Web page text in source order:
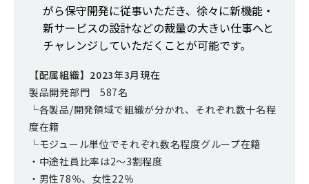
がら保守開発に従事いただき、徐々に新機能・
新サービスの設計などの裁量の大きい仕事へと
チャレンジしていただくことが可能です。
【配属組織】2023年3月現在
製品開発部門 587名
└各製品/開発領域で組織が分かれ、それぞれ数⼗名程
度在籍
└モジュール単位でそれぞれ数名程度グループ在籍
・中途社員⽐率は2～3割程度
・男性78％、⼥性22％